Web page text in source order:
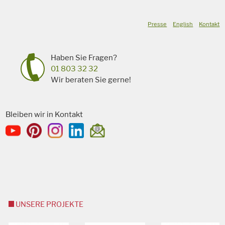
Presse English Kontakt
Haben Sie Fragen?
01 803 32 32
Wir beraten Sie gerne!
Bleiben wir in Kontakt
UNSERE PROJEKTE